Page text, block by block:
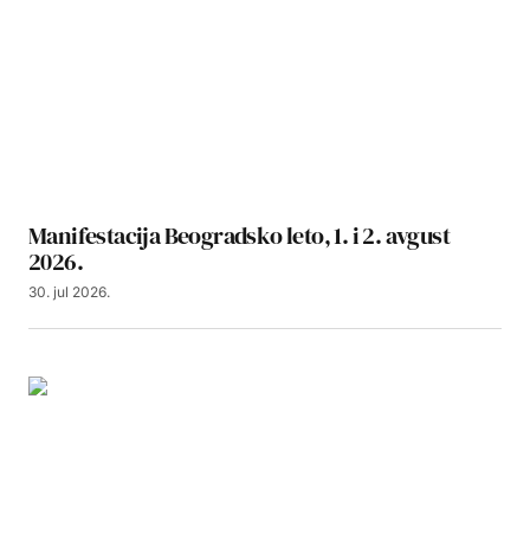
Manifestacija Beogradsko leto, 1. i 2. avgust
2026.
30. jul 2026.